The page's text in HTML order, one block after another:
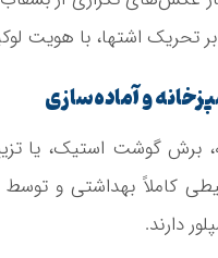
تحریک اشتها، با هویت
و آماده‌سازی
برش گوشت استیک، یا
کاملاً بهداشتی و
دارند.